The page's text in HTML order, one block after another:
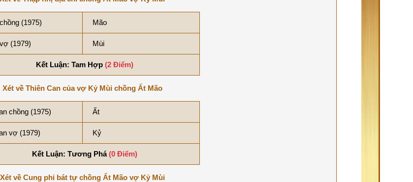
(1975) Mão
(1979) Mùi
Kết Luận: Tam Hợp (2 Điểm)
Xét về Thiên Can của vợ Kỷ Mùi chồng Ất Mão
chồng (1975) Ất
vợ (1979) Kỷ
Kết Luận: Tương Phá(0 Điểm)
Xét về Cung phi bát tự chồng Ất Mão vợ Kỷ Mùi